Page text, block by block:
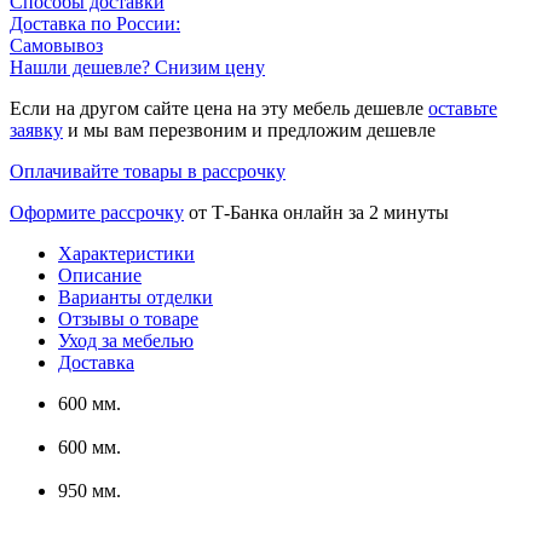
Доставка по России:
Самовывоз
Нашли дешевле? Снизим цену
Если на другом сайте цена на эту мебель дешевле оставьте
заявку и мы вам перезвоним и предложим дешевле
Оплачивайте товары в рассрочку
Оформите рассрочку от Т-Банка онлайн за 2 минуты
Характеристики
Описание
Варианты отделки
Отзывы о товаре
Уход за мебелью
Доставка
600 мм.
600 мм.
950 мм.